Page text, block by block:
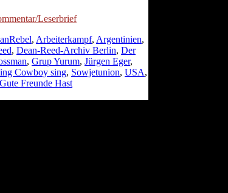
, Arbeiterkampf, Argentinien,
, Dean-Reed-Archiv Berlin, Der
, Grup Yurum, Jürgen Eger,
Cowboy sing, Sowjetunion, USA,
Freunde Hast